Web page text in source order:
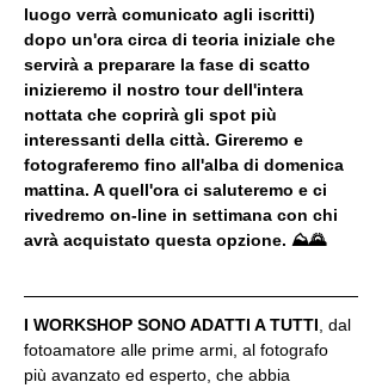
luogo verrà comunicato agli iscritti)
dopo un'ora circa di teoria iniziale che
servirà a preparare la fase di scatto
inizieremo il nostro tour dell'intera
nottata che coprirà gli spot più
interessanti della città. Gireremo e
fotograferemo fino all'alba di domenica
mattina. A quell'ora ci saluteremo e ci
rivedremo on-line in settimana con chi
avrà acquistato questa opzione. ⛰🌄
I WORKSHOP SONO ADATTI A TUTTI , dal
fotoamatore alle prime armi, al fotografo
più avanzato ed esperto, che abbia